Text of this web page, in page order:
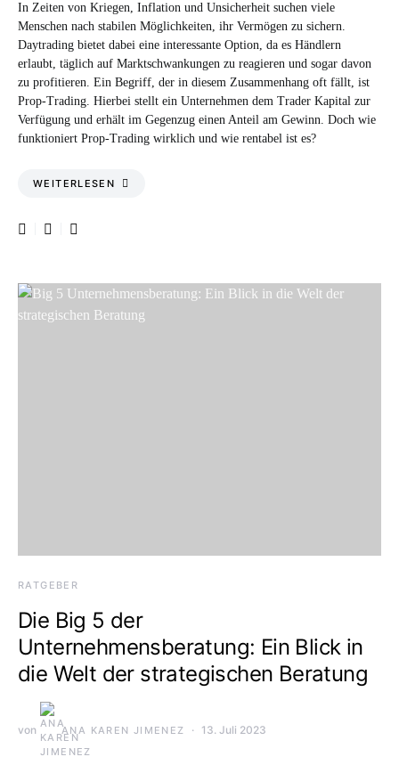
In Zeiten von Kriegen, Inflation und Unsicherheit suchen viele
Menschen nach stabilen Möglichkeiten, ihr Vermögen zu sichern.
Daytrading bietet dabei eine interessante Option, da es Händlern
erlaubt, täglich auf Marktschwankungen zu reagieren und sogar davon
zu profitieren. Ein Begriff, der in diesem Zusammenhang oft fällt, ist
Prop-Trading. Hierbei stellt ein Unternehmen dem Trader Kapital zur
Verfügung und erhält im Gegenzug einen Anteil am Gewinn. Doch wie
funktioniert Prop-Trading wirklich und wie rentabel ist es?
WEITERLESEN
RATGEBER
Die Big 5 der
Unternehmensberatung: Ein Blick in
die Welt der strategischen Beratung
von ANA KAREN JIMENEZ 13. Juli 2023